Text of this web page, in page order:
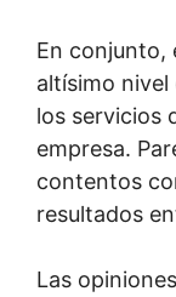
En conjunto,
altísimo
los servicios
empresa.
contentos
resultados
Las